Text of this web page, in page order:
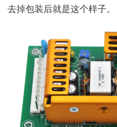
去掉包装后就是这个样子。